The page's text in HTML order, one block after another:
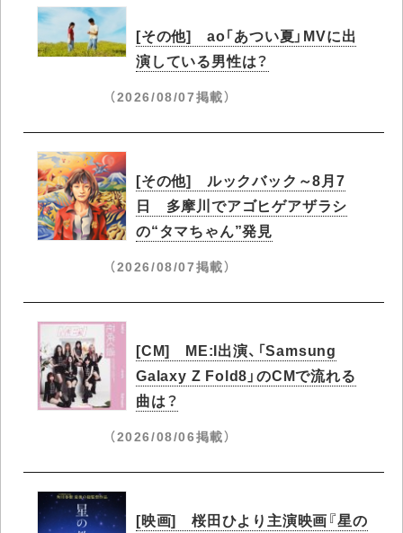
[その他] ao「あつい夏」MVに出
演している男性は？
（2026/08/07掲載）
[その他] ルックバック～8月7
日 多摩川でアゴヒゲアザラシ
の“タマちゃん”発見
（2026/08/07掲載）
[CM] ME:I出演、「Samsung
Galaxy Z Fold8」のCMで流れる
曲は？
（2026/08/06掲載）
[映画] 桜田ひより主演映画『星の